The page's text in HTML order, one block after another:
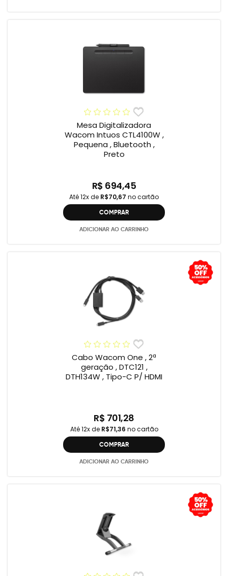
Mesa Digitalizadora
Wacom Intuos CTL4100W ,
Pequena , Bluetooth ,
Preto
R$ 694,45
Até 12x de R$70,67 no cartão
COMPRAR
ADICIONAR AO CARRINHO
Cabo Wacom One , 2ª
geração , DTC121 ,
DTH134W , Tipo-C P/ HDMI
R$ 701,28
Até 12x de R$71,36 no cartão
COMPRAR
ADICIONAR AO CARRINHO